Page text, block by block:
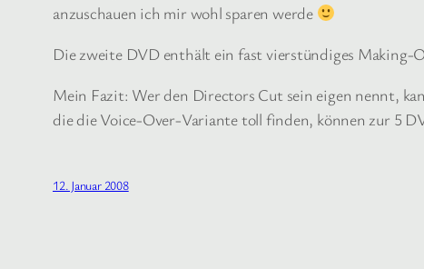
anzuschauen ich mir wohl sparen werde
Die zweite DVD enthält ein fast vierstündiges Making-
Mein Fazit: Wer den Directors Cut sein eigen nennt,
die die Voice-Over-Variante toll finden, können zur 5
12. Januar 2008